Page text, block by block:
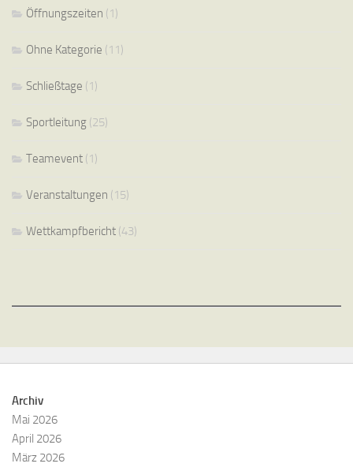
Öffnungszeiten (1)
Ohne Kategorie (11)
Schließtage (1)
Sportleitung (25)
Teamevent (1)
Veranstaltungen (15)
Wettkampfbericht (43)
Archiv
Mai 2026
April 2026
März 2026